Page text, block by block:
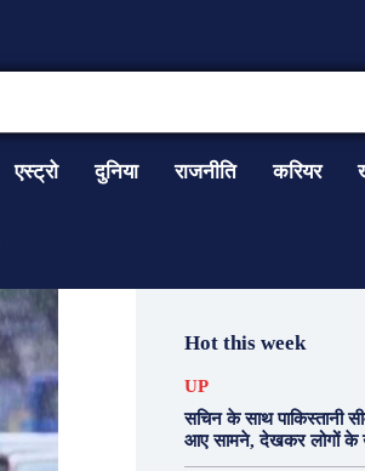
एस्ट्रो दुनिया राजनीति करियर
Hot this week
UP
सचिन के साथ पाकिस्तानी
आए सामने, देखकर लोगों के